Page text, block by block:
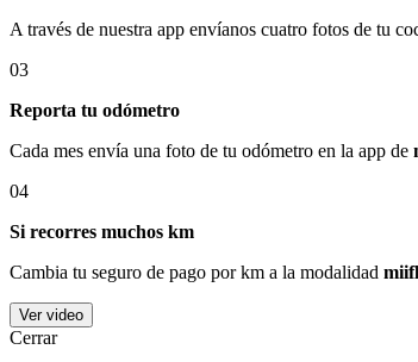
A través de nuestra app envíanos cuatro fotos de tu
03
Reporta tu odómetro
Cada mes envía una foto de tu odómetro en la app de
04
Si recorres muchos km
Cambia tu seguro de pago por km a la modalidad
Ver video
Cerrar